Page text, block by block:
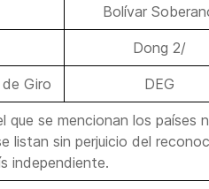
Bolívar
Dong 2/
Giro DEG
que se mencionan los países
listan sin perjuicio del
independiente.